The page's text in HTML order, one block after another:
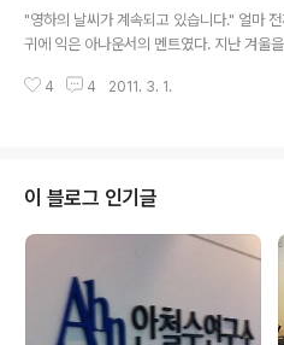
밸리(Valley)를 묶어 탄생하였다. 초창기, 소
기업들이 하나 둘 모여들며 작은 단지를 이룬
날의 실리콘밸리를 만들었다. 연중 내내 기온
"영하의 날씨가 계속되고 있습니다." 얼마
귀에 익은 아나운서의 멘트였다. 지난 겨울
운 옷으로 몸을 감싸도 스며드는 차가운 바람
오르는 계절이 다가온 것이다. 몹시 굶주린
끊임없이 우리를 놀라게 했던 지난 겨울의 추
억의 한 켠으로 옮겨가고 있다. 아직 푸르른
드리지는 않지만 길거리에서는 조금씩 조금
대고 있다. 이맘때면 늘 기다려지는 것이 있
인의 그림자도 아니고, 따스한..
4 4 2011. 3. 1.
이 블로그 인기글